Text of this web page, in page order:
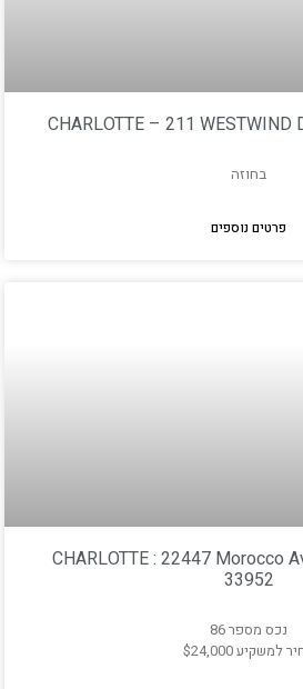
CHARLOTTE – 211 WESTWIND
בחוזה
פרטים נוספים
CHARLOTTE : 22447 Morocco
33952
נכס מספר 86
למשקיע $24,000